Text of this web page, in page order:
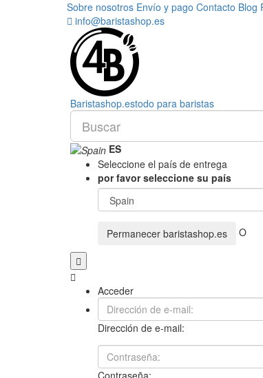
Sobre nosotros Envío y pago Contacto Blog
info@baristashop.es
Baristashop.estodo para baristas
ES
Seleccione el país de entrega
por favor seleccione su país
Permanecer baristashop.es O
Acceder
Dirección de e-mail: